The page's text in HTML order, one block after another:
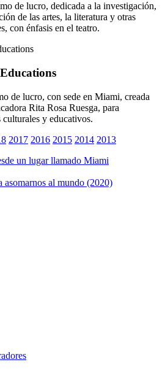
de lucro, dedicada a la investigación,
de las artes, la literatura y otras
con énfasis en el teatro.
de lucro, con sede en Miami, creada
Rita Rosa Ruesga, para
y educativos.
2017 2016 2015 2014 2013